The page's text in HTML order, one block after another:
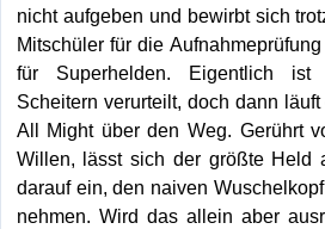
nicht aufgeben und bewirbt sich
Mitschüler für die
für Superhelden. Eigentlich
Scheitern verurteilt, doch dann
All Might über den Weg. Gerührt
Willen, lässt sich der größte Held
darauf ein, den naiven
nehmen. Wird das allein aber